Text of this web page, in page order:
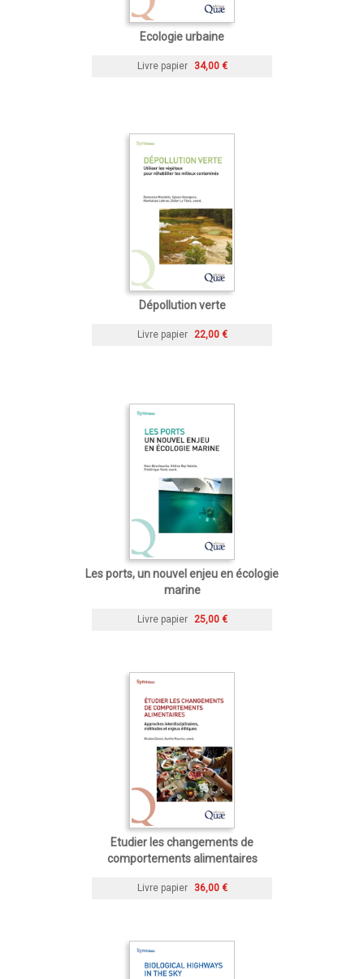
Ecologie urbaine
Livre papier 34,00 €
Dépollution verte
Livre papier 22,00 €
Les ports, un nouvel enjeu en écologie
marine
Livre papier 25,00 €
Etudier les changements de
comportements alimentaires
Livre papier 36,00 €